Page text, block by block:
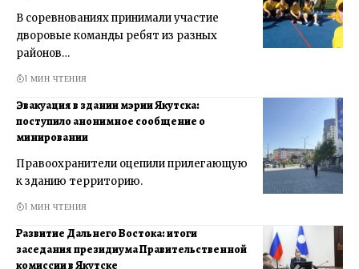
В соревнованиях принимали участие
дворовые команды ребят из разных
районов…
1 МИН ЧТЕНИЯ
Эвакуация в здании мэрии Якутска:
поступило анонимное сообщение о
минировании
Правоохранители оцепили прилегающую
к зданию территорию.
1 МИН ЧТЕНИЯ
Развитие Дальнего Востока: итоги
заседания президиума Правительственной
комиссии в Якутске